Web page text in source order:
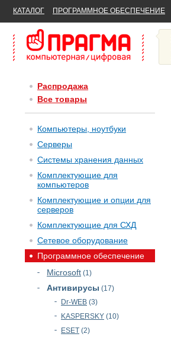
КАТАЛОГ ПРОГРАММНОЕ ОБЕСПЕЧЕНИЕ
Распродажа
Все товары
Компьютеры, ноутбуки
Серверы
Системы хранения данных
Комплектующие для
компьютеров
Комплектующие и опции для
серверов
Комплектующие для СХД
Сетевое оборудование
Программное обеспечение
Microsoft (1)
Антивирусы (17)
Dr-WEB (3)
KASPERSKY (10)
ESET (2)